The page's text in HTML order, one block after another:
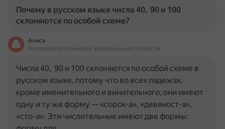
Почему в русском языке числа 40, 90 и 100
склоняются по особой схеме?
Алиса
На основе источников, возможны неточности
Числа 40, 90 и 100 склоняются по особой схеме в
русском языке, потому что во всех падежах,
кроме именительного и винительного, они имеют
одну и ту же форму — «сорок-а», «девяност-а»,
«сто-а». Эти числительные имеют две формы: